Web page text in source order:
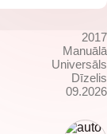
2017
Manuālā
Universāls
Dīzelis
09.2026